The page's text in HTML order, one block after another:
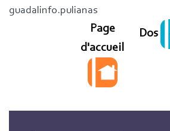
guadalinfo.pulianas
Page
d'accueil
Dos